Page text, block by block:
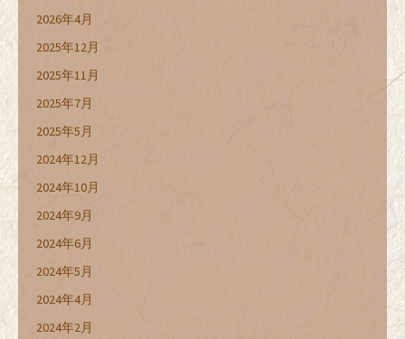
2026年4月
2025年12月
2025年11月
2025年7月
2025年5月
2024年12月
2024年10月
2024年9月
2024年6月
2024年5月
2024年4月
2024年2月